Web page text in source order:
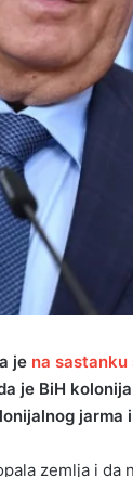
je na
je BiH
jarma
zemlja i da